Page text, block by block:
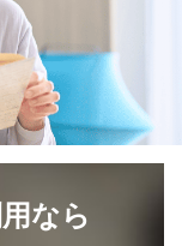
なら